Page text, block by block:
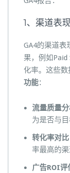
1、渠道表
GA4的渠道
果，例如
化率。这些数
功能：
流量质量
为是否与目
转化率对比
率最高的渠
广告ROI评